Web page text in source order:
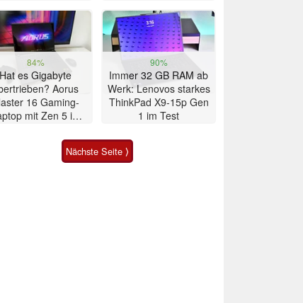
Smartphone im Test
84%
Hat es Gigabyte
Aorus
16 Gaming-
mit Zen 5 im
90%
Immer 32 GB RAM ab
Werk: Lenovos starkes
ThinkPad X9-15p Gen
1 im Test
Nächste Seite ⟩